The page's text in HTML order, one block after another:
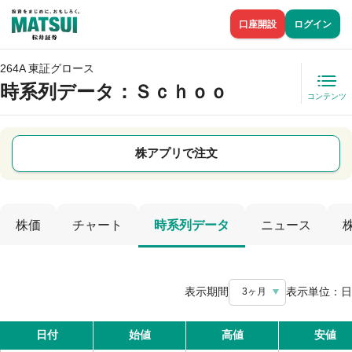
口座開設 ログイン
264A 東証グロース
時系列データ ：Ｓｃｈｏｏ コンテンツ
株アプリで注文
株価 チャート 時系列データ ニュース
表示期間 3ヶ月 表示単位： 日
日付 始値 高値 安値